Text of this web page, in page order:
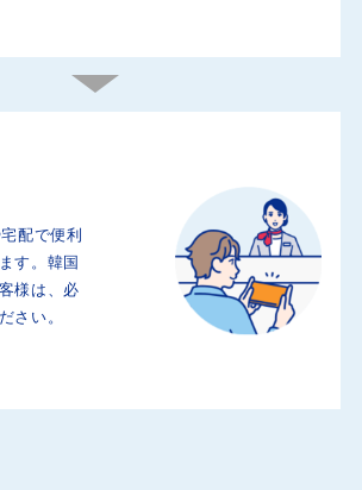
配で便利
す。韓国
様は、必
さい。